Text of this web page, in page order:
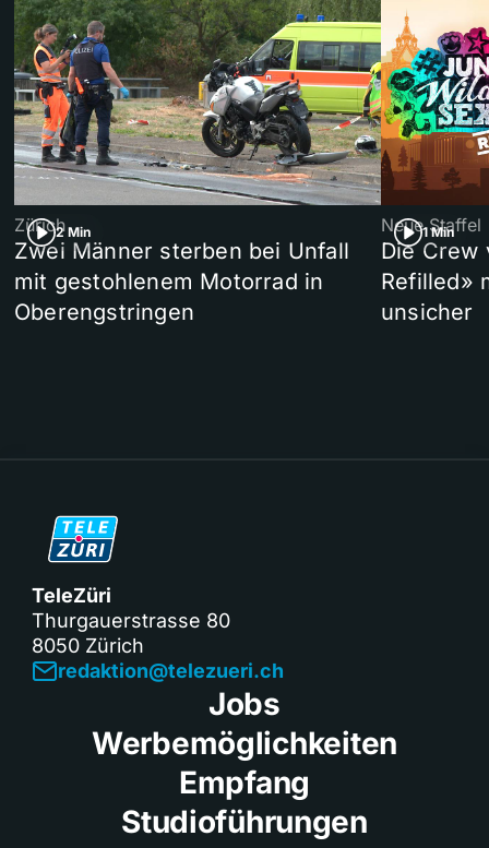
2 Min
Zürich
Zwei Männer sterben bei Unfall
mit gestohlenem Motorrad in
Oberengstringen
1 Min
Neue Staffel
Die Crew
Refilled»
unsicher
TeleZüri
Thurgauerstrasse 80
8050 Zürich
redaktion@telezueri.ch
Jobs
Werbemöglichkeiten
Empfang
Studioführungen